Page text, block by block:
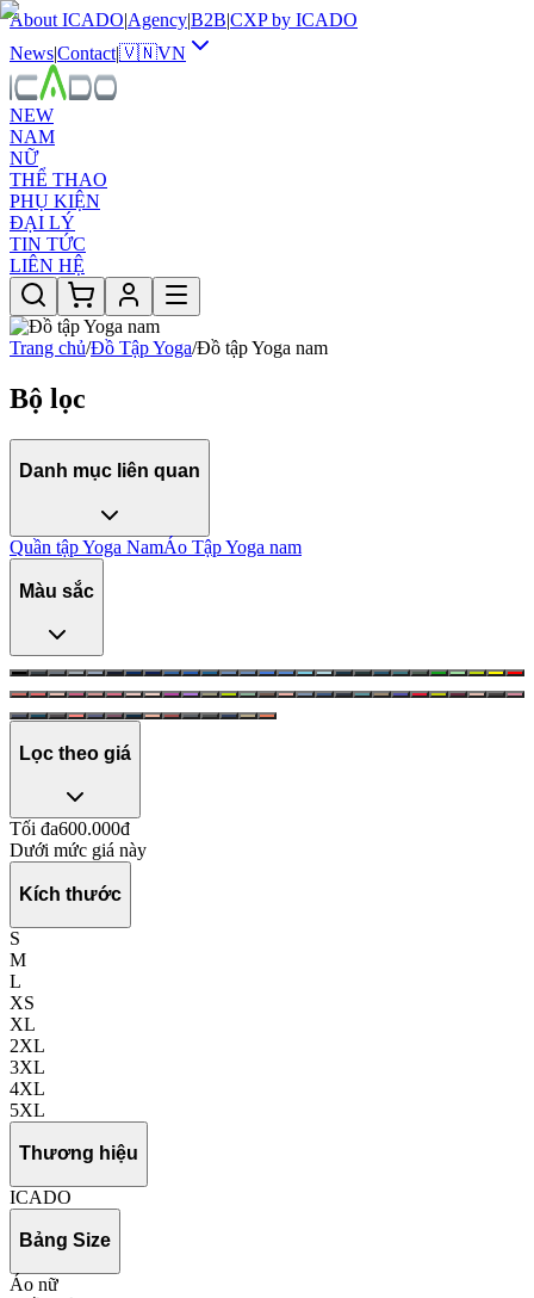
About ICADO|Agency|B2B|CXP by ICADO
News|Contact|🇻🇳VN
NEW
NAM
NỮ
THỂ THAO
PHỤ KIỆN
ĐẠI LÝ
TIN TỨC
LIÊN HỆ
Trang chủ/Đồ Tập Yoga/Đồ tập Yoga nam
Bộ lọc
Danh mục liên quan
Quần tập Yoga NamÁo Tập Yoga nam
Màu sắc
Lọc theo giá
Tối đa600.000đ
Dưới mức giá này
Kích thước
S
M
L
XS
XL
2XL
3XL
4XL
5XL
Thương hiệu
ICADO
Bảng Size
Áo nữ